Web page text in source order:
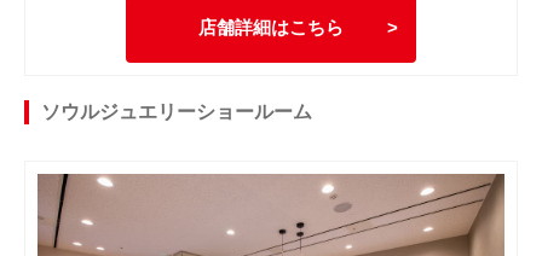
店舗詳細はこちら
ソウルジュエリーショールーム